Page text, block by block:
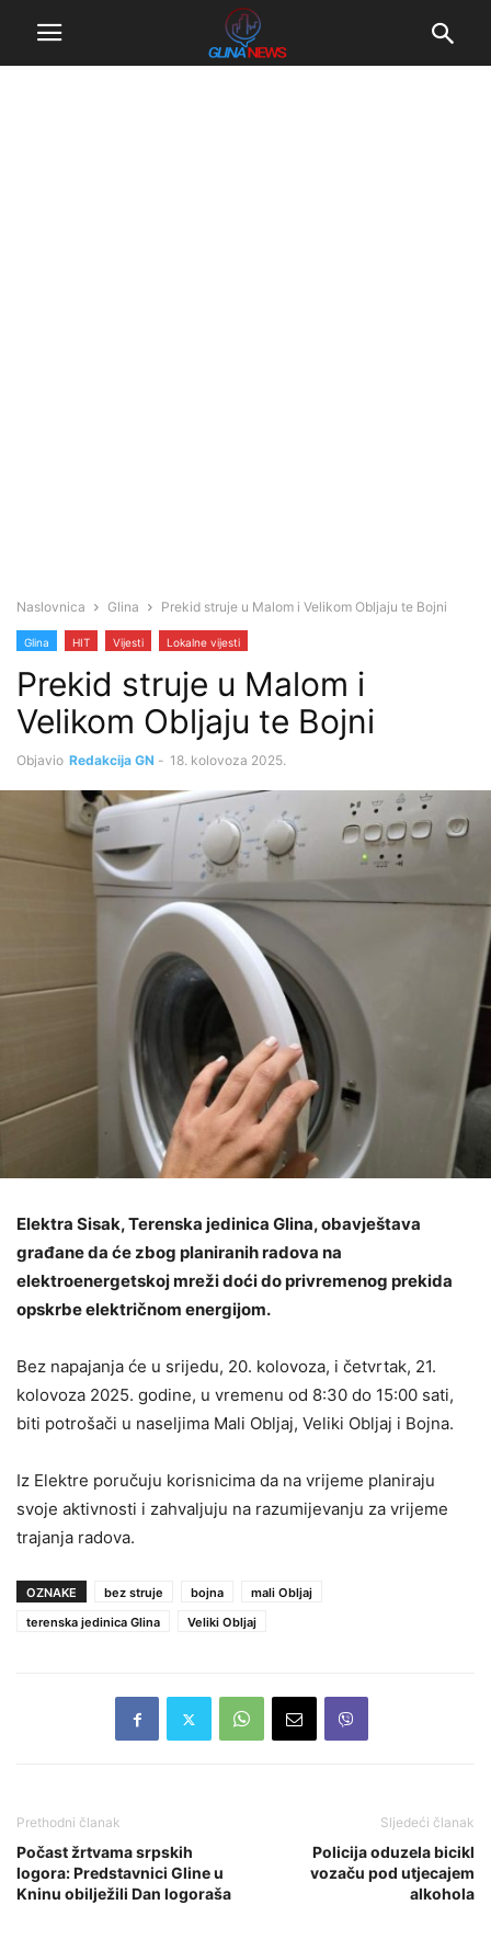
Naslovnica Glina Prekid struje u Malom i Velikom Obljaju te Bojni
Glina HIT Vijesti Lokalne vijesti
Prekid struje u Malom i
Velikom Obljaju te Bojni
Objavio Redakcija GN - 18. kolovoza 2025.
Elektra Sisak, Terenska jedinica Glina, obavještava
građane da će zbog planiranih radova na
elektroenergetskoj mreži doći do privremenog prekida
opskrbe električnom energijom.
Bez napajanja će u srijedu, 20. kolovoza, i četvrtak, 21.
kolovoza 2025. godine, u vremenu od 8:30 do 15:00 sati,
biti potrošači u naseljima Mali Obljaj, Veliki Obljaj i Bojna.
Iz Elektre poručuju korisnicima da na vrijeme planiraju
svoje aktivnosti i zahvaljuju na razumijevanju za vrijeme
trajanja radova.
OZNAKE bez struje bojna
mali Obljaj
terenska jedinica Glina
Veliki Obljaj
Prethodni članak
Počast žrtvama srpskih
logora: Predstavnici Gline u
Kninu obilježili Dan logoraša
Sljedeći članak
Policija oduzela bicikl
vozaču pod utjecajem
alkohola